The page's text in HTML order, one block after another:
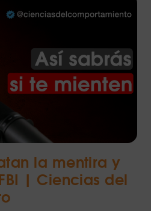
la mentira y
| Ciencias del